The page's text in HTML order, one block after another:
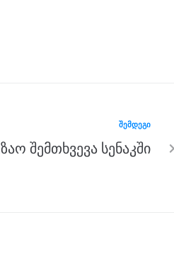
ᲨᲔᲛᲓᲔᲒᲘ
შემთხვევა სენაკში